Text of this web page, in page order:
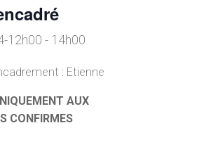
12h00 - 14h00
: Etienne
AUX
CONFIRMES